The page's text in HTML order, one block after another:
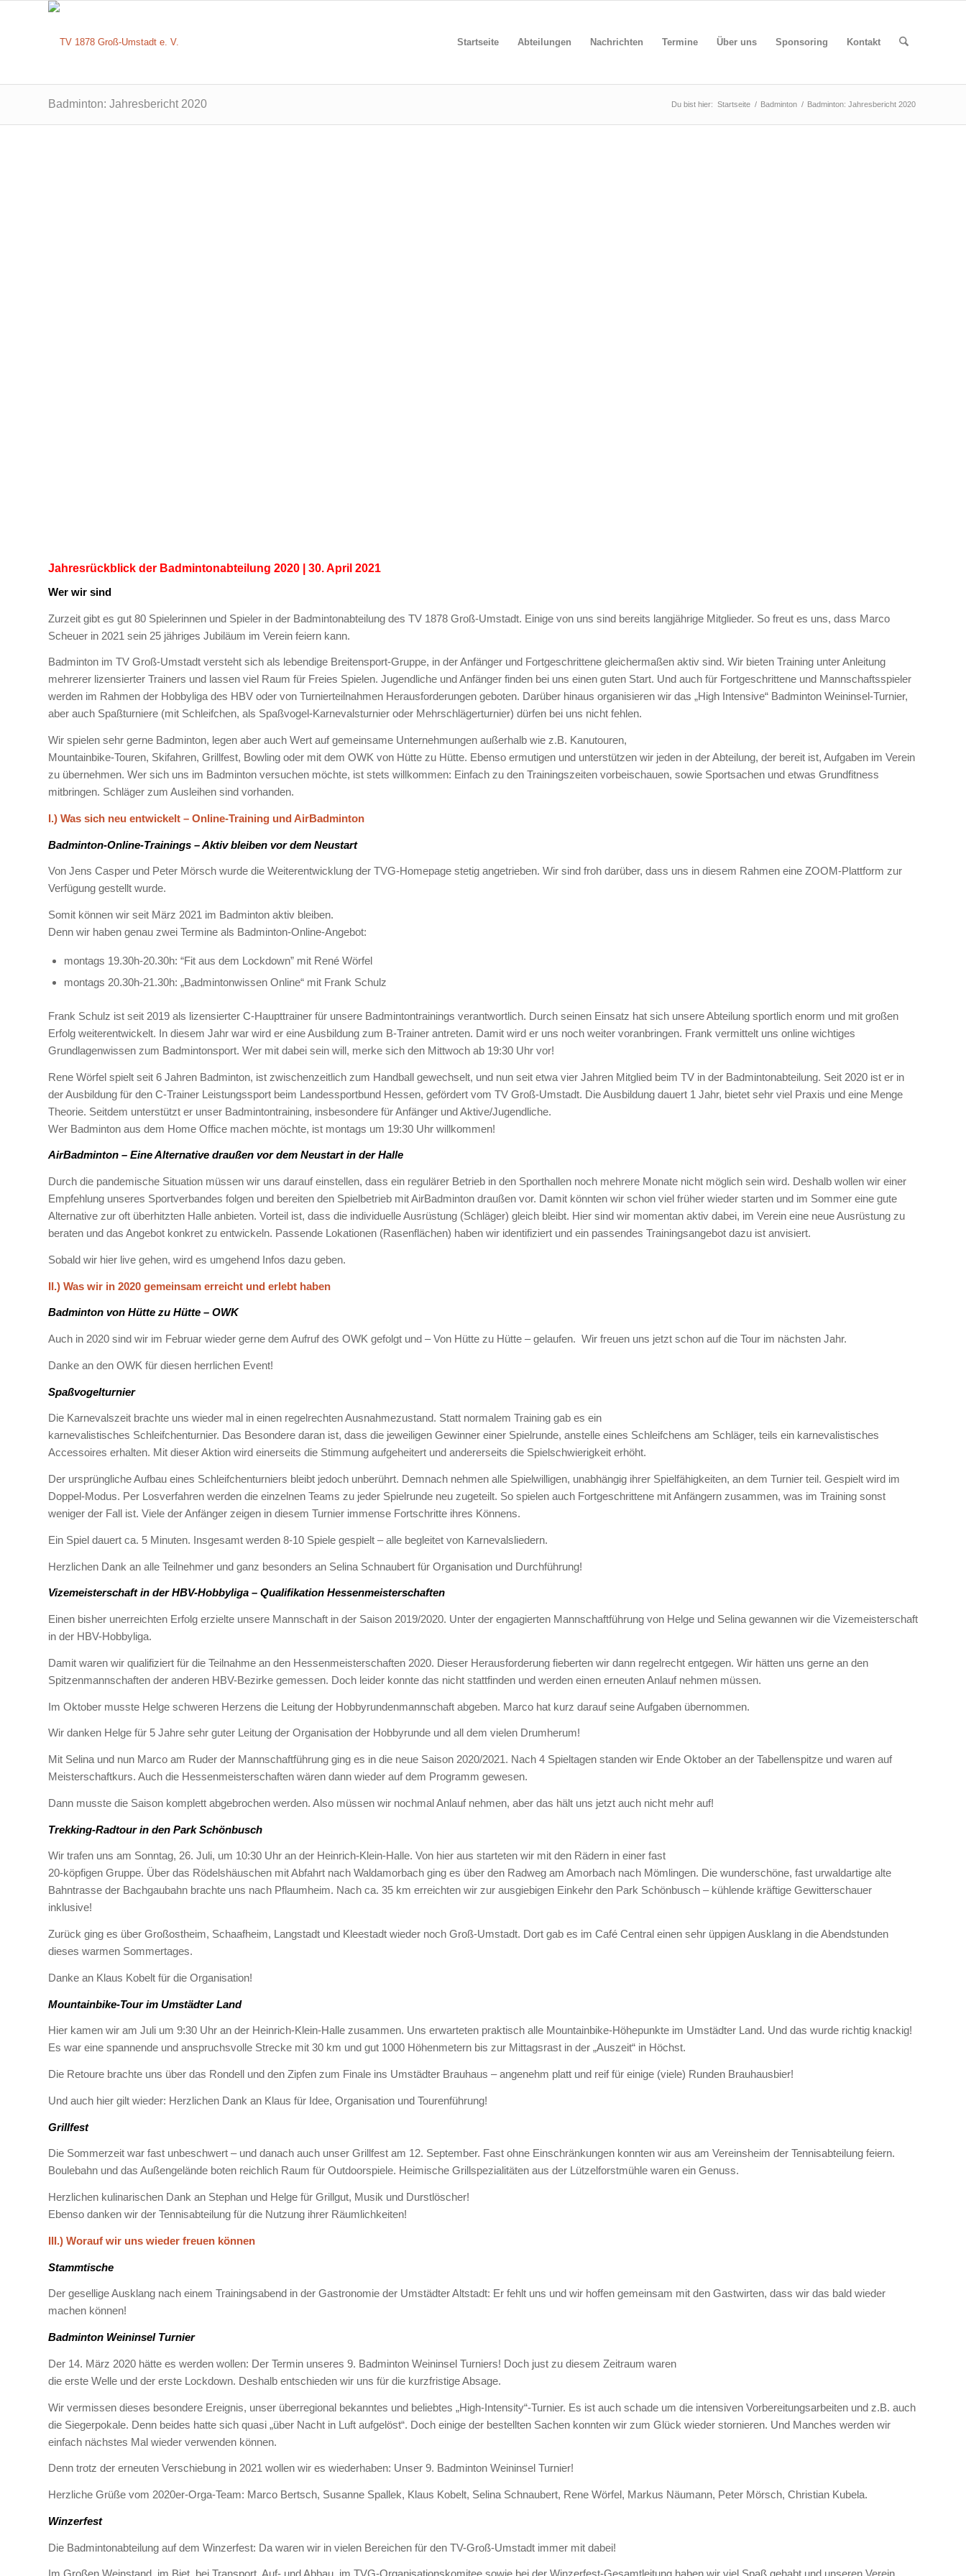
Startseite Abteilungen Nachrichten Termine Über uns Sponsoring Kontakt
Badminton: Jahresbericht 2020 Du bist hier: Startseite / Badminton / Badminton: Jahresbericht 2020
Jahresrückblick der Badmintonabteilung 2020 | 30. April 2021
Wer wir sind
Zurzeit gibt es gut 80 Spielerinnen und Spieler in der Badmintonabteilung des TV 1878 Groß-Umstadt. Einige von uns sind bereits langjährige Mitglieder. So freut es uns, dass Marco
Scheuer in 2021 sein 25 jähriges Jubiläum im Verein feiern kann.
Badminton im TV Groß-Umstadt versteht sich als lebendige Breitensport-Gruppe, in der Anfänger und Fortgeschrittene gleichermaßen aktiv sind. Wir bieten Training unter Anleitung
mehrerer lizensierter Trainers und lassen viel Raum für Freies Spielen. Jugendliche und Anfänger finden bei uns einen guten Start. Und auch für Fortgeschrittene und Mannschaftsspieler
werden im Rahmen der Hobbyliga des HBV oder von Turnierteilnahmen Herausforderungen geboten. Darüber hinaus organisieren wir das „High Intensive“ Badminton Weininsel-Turnier,
aber auch Spaßturniere (mit Schleifchen, als Spaßvogel-Karnevalsturnier oder Mehrschlägerturnier) dürfen bei uns nicht fehlen.
Wir spielen sehr gerne Badminton, legen aber auch Wert auf gemeinsame Unternehmungen außerhalb wie z.B. Kanutouren,
Mountainbike-Touren, Skifahren, Grillfest, Bowling oder mit dem OWK von Hütte zu Hütte. Ebenso ermutigen und unterstützen wir jeden in der Abteilung, der bereit ist, Aufgaben im Verein
zu übernehmen. Wer sich uns im Badminton versuchen möchte, ist stets willkommen: Einfach zu den Trainingszeiten vorbeischauen, sowie Sportsachen und etwas Grundfitness
mitbringen. Schläger zum Ausleihen sind vorhanden.
I.) Was sich neu entwickelt – Online-Training und AirBadminton
Badminton-Online-Trainings – Aktiv bleiben vor dem Neustart
Von Jens Casper und Peter Mörsch wurde die Weiterentwicklung der TVG-Homepage stetig angetrieben. Wir sind froh darüber, dass uns in diesem Rahmen eine ZOOM-Plattform zur
Verfügung gestellt wurde.
Somit können wir seit März 2021 im Badminton aktiv bleiben.
Denn wir haben genau zwei Termine als Badminton-Online-Angebot:
montags 19.30h-20.30h: “Fit aus dem Lockdown” mit René Wörfel
montags 20.30h-21.30h: „Badmintonwissen Online“ mit Frank Schulz
Frank Schulz ist seit 2019 als lizensierter C-Haupttrainer für unsere Badmintontrainings verantwortlich. Durch seinen Einsatz hat sich unsere Abteilung sportlich enorm und mit großen
Erfolg weiterentwickelt. In diesem Jahr war wird er eine Ausbildung zum B-Trainer antreten. Damit wird er uns noch weiter voranbringen. Frank vermittelt uns online wichtiges
Grundlagenwissen zum Badmintonsport. Wer mit dabei sein will, merke sich den Mittwoch ab 19:30 Uhr vor!
Rene Wörfel spielt seit 6 Jahren Badminton, ist zwischenzeitlich zum Handball gewechselt, und nun seit etwa vier Jahren Mitglied beim TV in der Badmintonabteilung. Seit 2020 ist er in
der Ausbildung für den C-Trainer Leistungssport beim Landessportbund Hessen, gefördert vom TV Groß-Umstadt. Die Ausbildung dauert 1 Jahr, bietet sehr viel Praxis und eine Menge
Theorie. Seitdem unterstützt er unser Badmintontraining, insbesondere für Anfänger und Aktive/Jugendliche.
Wer Badminton aus dem Home Office machen möchte, ist montags um 19:30 Uhr willkommen!
AirBadminton – Eine Alternative draußen vor dem Neustart in der Halle
Durch die pandemische Situation müssen wir uns darauf einstellen, dass ein regulärer Betrieb in den Sporthallen noch mehrere Monate nicht möglich sein wird. Deshalb wollen wir einer
Empfehlung unseres Sportverbandes folgen und bereiten den Spielbetrieb mit AirBadminton draußen vor. Damit könnten wir schon viel früher wieder starten und im Sommer eine gute
Alternative zur oft überhitzten Halle anbieten. Vorteil ist, dass die individuelle Ausrüstung (Schläger) gleich bleibt. Hier sind wir momentan aktiv dabei, im Verein eine neue Ausrüstung zu
beraten und das Angebot konkret zu entwickeln. Passende Lokationen (Rasenflächen) haben wir identifiziert und ein passendes Trainingsangebot dazu ist anvisiert.
Sobald wir hier live gehen, wird es umgehend Infos dazu geben.
II.) Was wir in 2020 gemeinsam erreicht und erlebt haben
Badminton von Hütte zu Hütte – OWK
Auch in 2020 sind wir im Februar wieder gerne dem Aufruf des OWK gefolgt und – Von Hütte zu Hütte – gelaufen. Wir freuen uns jetzt schon auf die Tour im nächsten Jahr.
Danke an den OWK für diesen herrlichen Event!
Spaßvogelturnier
Die Karnevalszeit brachte uns wieder mal in einen regelrechten Ausnahmezustand. Statt normalem Training gab es ein
karnevalistisches Schleifchenturnier. Das Besondere daran ist, dass die jeweiligen Gewinner einer Spielrunde, anstelle eines Schleifchens am Schläger, teils ein karnevalistisches
Accessoires erhalten. Mit dieser Aktion wird einerseits die Stimmung aufgeheitert und andererseits die Spielschwierigkeit erhöht.
Der ursprüngliche Aufbau eines Schleifchenturniers bleibt jedoch unberührt. Demnach nehmen alle Spielwilligen, unabhängig ihrer Spielfähigkeiten, an dem Turnier teil. Gespielt wird im
Doppel-Modus. Per Losverfahren werden die einzelnen Teams zu jeder Spielrunde neu zugeteilt. So spielen auch Fortgeschrittene mit Anfängern zusammen, was im Training sonst
weniger der Fall ist. Viele der Anfänger zeigen in diesem Turnier immense Fortschritte ihres Könnens.
Ein Spiel dauert ca. 5 Minuten. Insgesamt werden 8-10 Spiele gespielt – alle begleitet von Karnevalsliedern.
Herzlichen Dank an alle Teilnehmer und ganz besonders an Selina Schnaubert für Organisation und Durchführung!
Vizemeisterschaft in der HBV-Hobbyliga – Qualifikation Hessenmeisterschaften
Einen bisher unerreichten Erfolg erzielte unsere Mannschaft in der Saison 2019/2020. Unter der engagierten Mannschaftführung von Helge und Selina gewannen wir die Vizemeisterschaft
in der HBV-Hobbyliga.
Damit waren wir qualifiziert für die Teilnahme an den Hessenmeisterschaften 2020. Dieser Herausforderung fieberten wir dann regelrecht entgegen. Wir hätten uns gerne an den
Spitzenmannschaften der anderen HBV-Bezirke gemessen. Doch leider konnte das nicht stattfinden und werden einen erneuten Anlauf nehmen müssen.
Im Oktober musste Helge schweren Herzens die Leitung der Hobbyrundenmannschaft abgeben. Marco hat kurz darauf seine Aufgaben übernommen.
Wir danken Helge für 5 Jahre sehr guter Leitung der Organisation der Hobbyrunde und all dem vielen Drumherum!
Mit Selina und nun Marco am Ruder der Mannschaftführung ging es in die neue Saison 2020/2021. Nach 4 Spieltagen standen wir Ende Oktober an der Tabellenspitze und waren auf
Meisterschaftkurs. Auch die Hessenmeisterschaften wären dann wieder auf dem Programm gewesen.
Dann musste die Saison komplett abgebrochen werden. Also müssen wir nochmal Anlauf nehmen, aber das hält uns jetzt auch nicht mehr auf!
Trekking-Radtour in den Park Schönbusch
Wir trafen uns am Sonntag, 26. Juli, um 10:30 Uhr an der Heinrich-Klein-Halle. Von hier aus starteten wir mit den Rädern in einer fast
20-köpfigen Gruppe. Über das Rödelshäuschen mit Abfahrt nach Waldamorbach ging es über den Radweg am Amorbach nach Mömlingen. Die wunderschöne, fast urwaldartige alte
Bahntrasse der Bachgaubahn brachte uns nach Pflaumheim. Nach ca. 35 km erreichten wir zur ausgiebigen Einkehr den Park Schönbusch – kühlende kräftige Gewitterschauer
inklusive!
Zurück ging es über Großostheim, Schaafheim, Langstadt und Kleestadt wieder noch Groß-Umstadt. Dort gab es im Café Central einen sehr üppigen Ausklang in die Abendstunden
dieses warmen Sommertages.
Danke an Klaus Kobelt für die Organisation!
Mountainbike-Tour im Umstädter Land
Hier kamen wir am Juli um 9:30 Uhr an der Heinrich-Klein-Halle zusammen. Uns erwarteten praktisch alle Mountainbike-Höhepunkte im Umstädter Land. Und das wurde richtig knackig!
Es war eine spannende und anspruchsvolle Strecke mit 30 km und gut 1000 Höhenmetern bis zur Mittagsrast in der „Auszeit“ in Höchst.
Die Retoure brachte uns über das Rondell und den Zipfen zum Finale ins Umstädter Brauhaus – angenehm platt und reif für einige (viele) Runden Brauhausbier!
Und auch hier gilt wieder: Herzlichen Dank an Klaus für Idee, Organisation und Tourenführung!
Grillfest
Die Sommerzeit war fast unbeschwert – und danach auch unser Grillfest am 12. September. Fast ohne Einschränkungen konnten wir aus am Vereinsheim der Tennisabteilung feiern.
Boulebahn und das Außengelände boten reichlich Raum für Outdoorspiele. Heimische Grillspezialitäten aus der Lützelforstmühle waren ein Genuss.
Herzlichen kulinarischen Dank an Stephan und Helge für Grillgut, Musik und Durstlöscher!
Ebenso danken wir der Tennisabteilung für die Nutzung ihrer Räumlichkeiten!
III.) Worauf wir uns wieder freuen können
Stammtische
Der gesellige Ausklang nach einem Trainingsabend in der Gastronomie der Umstädter Altstadt: Er fehlt uns und wir hoffen gemeinsam mit den Gastwirten, dass wir das bald wieder
machen können!
Badminton Weininsel Turnier
Der 14. März 2020 hätte es werden wollen: Der Termin unseres 9. Badminton Weininsel Turniers! Doch just zu diesem Zeitraum waren
die erste Welle und der erste Lockdown. Deshalb entschieden wir uns für die kurzfristige Absage.
Wir vermissen dieses besondere Ereignis, unser überregional bekanntes und beliebtes „High-Intensity“-Turnier. Es ist auch schade um die intensiven Vorbereitungsarbeiten und z.B. auch
die Siegerpokale. Denn beides hatte sich quasi „über Nacht in Luft aufgelöst“. Doch einige der bestellten Sachen konnten wir zum Glück wieder stornieren. Und Manches werden wir
einfach nächstes Mal wieder verwenden können.
Denn trotz der erneuten Verschiebung in 2021 wollen wir es wiederhaben: Unser 9. Badminton Weininsel Turnier!
Herzliche Grüße vom 2020er-Orga-Team: Marco Bertsch, Susanne Spallek, Klaus Kobelt, Selina Schnaubert, Rene Wörfel, Markus Näumann, Peter Mörsch, Christian Kubela.
Winzerfest
Die Badmintonabteilung auf dem Winzerfest: Da waren wir in vielen Bereichen für den TV-Groß-Umstadt immer mit dabei!